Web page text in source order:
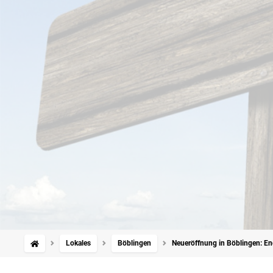
Lokales Böblingen Neueröffnung in Böblingen: